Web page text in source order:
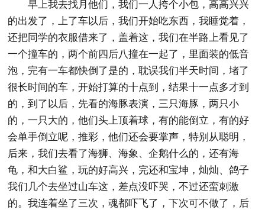
早上我去找月他们，我们一人挎个小包，高高兴兴
的出发了，上了车以后，我们开始吃东西，我睡觉着，
还把同学的衣服借来了，盖着这，我们在半路上看见了
一个撞车的，两个前四后八撞在一起了，里面装的低音
泡，完有一车都快倒了是的，耽误我们半天时间，堵了
很长时间的车，开始打算的十点到，结果十一点多才到
的，到了以后，先看的海豚表演，三只海豚，两只小
的，一只大的，他们头上顶着球，有的能倒立，有的好
会单手倒立呢，推彩，他们还会要掌声，特别从聪明，
后来，我们去看了海狮、海象、企鹅什么的，还有海
龟，和大白鲨，玩的好高兴，完还和宝坤，灿灿、鸽子
我们几个去坐过山车这，差点没吓哭，不过还蛮刺激
的。我连着坐了三次，魂都吓飞了，下次可不做了，后